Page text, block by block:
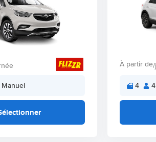
Manuel
À partir de
4 4